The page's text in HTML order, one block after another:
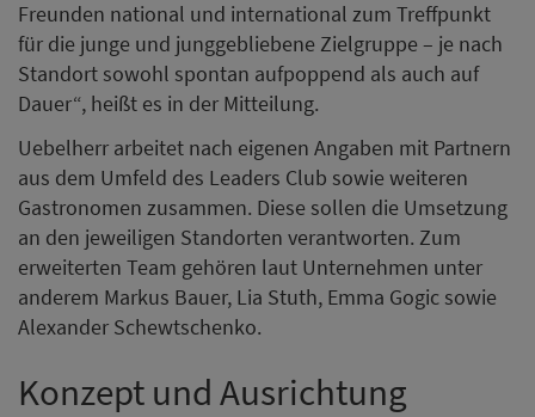
Freunden national und international zum Treffpunkt
für die junge und junggebliebene Zielgruppe – je nach
Standort sowohl spontan aufpoppend als auch auf
Dauer“, heißt es in der Mitteilung.
Uebelherr arbeitet nach eigenen Angaben mit Partnern
aus dem Umfeld des Leaders Club sowie weiteren
Gastronomen zusammen. Diese sollen die Umsetzung
an den jeweiligen Standorten verantworten. Zum
erweiterten Team gehören laut Unternehmen unter
anderem Markus Bauer, Lia Stuth, Emma Gogic sowie
Alexander Schewtschenko.
Konzept und Ausrichtung